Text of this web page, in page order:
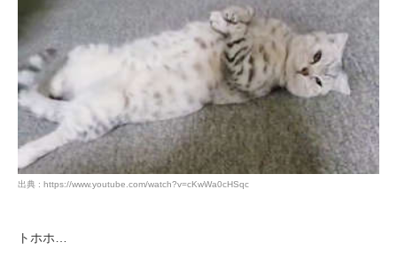
出典 : https://www.youtube.com/watch?v=cKwWa0cHSqc
トホホ…
アプリをダウンロードする